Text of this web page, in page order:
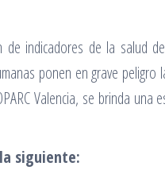
de indicadores de la salud
ponen en grave
Valencia, se brinda una
siguiente: